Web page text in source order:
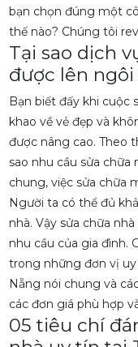
bạn chọn đúng một
thế nào? Chúng tôi
Tại sao dịch
được lên ngôi
Bạn biết đấy khi cuộc
khao về vẻ đẹp và
được nâng cao. Theo
sao nhu cầu sửa chữa
chung, việc sửa chữa
Người ta có thể đủ
nhà. Vậy sửa chữa
nhu cầu của gia đình.
trong những đơn vị
Nẵng nói chung và
các đơn giá phù hợp
05 tiêu chí